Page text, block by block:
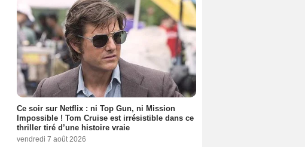
Ce soir sur Netflix : ni Top Gun, ni Mission
Impossible ! Tom Cruise est irrésistible dans ce
thriller tiré d’une histoire vraie
vendredi 7 août 2026